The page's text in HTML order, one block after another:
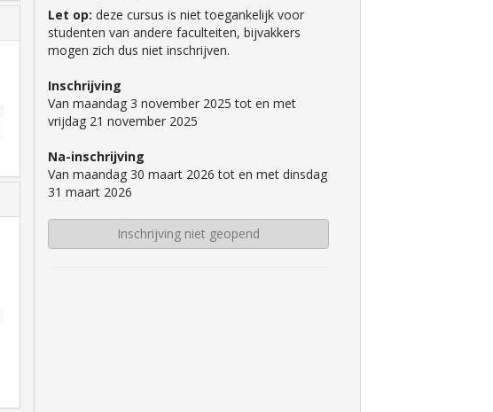
Let op: deze cursus is niet toegankelijk voor
studenten van andere faculteiten, bijvakkers
mogen zich dus niet inschrijven.
Inschrijving
Van maandag 3 november 2025 tot en met
vrijdag 21 november 2025
Na-inschrijving
Van maandag 30 maart 2026 tot en met dinsdag
31 maart 2026
Inschrijving niet geopend